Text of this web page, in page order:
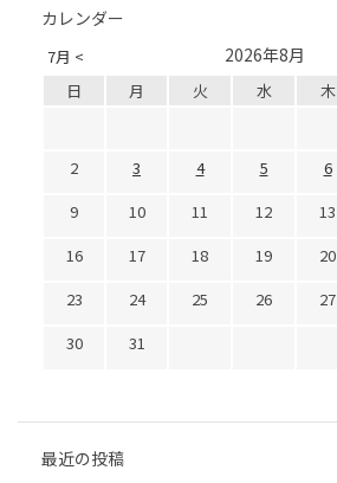
カレンダー
7月 < 2026年8月
日 月 火 水 木
2
3 4 5 6
9
10 11 12 13
16
17 18 19 20
23
24 25 26 27
30
31
最近の投稿